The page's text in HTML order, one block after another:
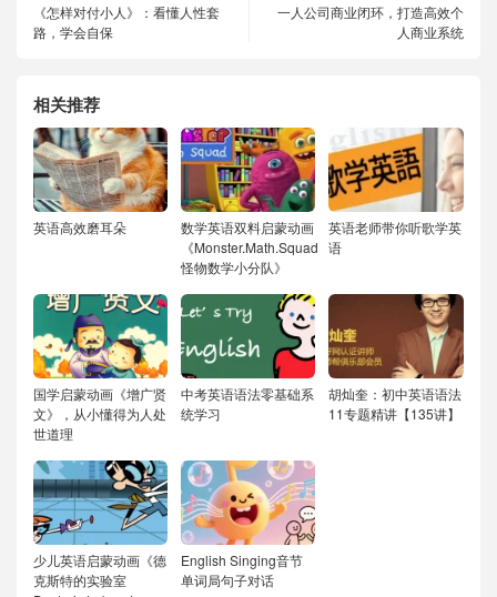
《怎样对付小人》：看懂人性套
路，学会自保
一人公司商业闭环，打造高效个
人商业系统
相关推荐
英语高效磨耳朵
数学英语双料启蒙动画
《Monster.Math.Squad
怪物数学小分队》
英语老师带你听歌学英
语
国学启蒙动画《增广贤
文》，从小懂得为人处
世道理
中考英语语法零基础系
统学习
胡灿奎：初中英语语法
11专题精讲【135讲】
少儿英语启蒙动画《德
克斯特的实验室
English Singing音节
单词局句子对话